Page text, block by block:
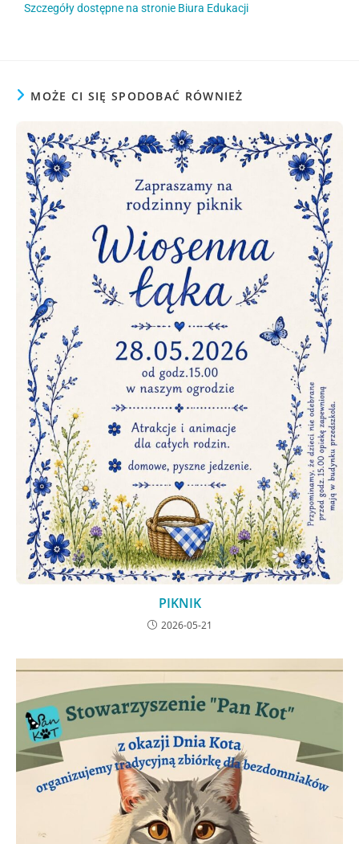
Szczegóły dostępne na stronie Biura Edukacji
MOŻE CI SIĘ SPODOBAĆ RÓWNIEŻ
PIKNIK
2026-05-21